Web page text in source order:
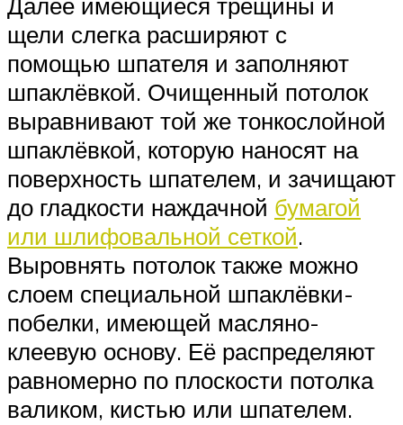
Далее имеющиеся трещины и
щели слегка расширяют с
помощью шпателя и заполняют
шпаклёвкой. Очищенный потолок
выравнивают той же тонкослойной
шпаклёвкой, которую наносят на
поверхность шпателем, и зачищают
до гладкости наждачной бумагой
или шлифовальной сеткой.
Выровнять потолок также можно
слоем специальной шпаклёвки-
побелки, имеющей масляно-
клеевую основу. Её распределяют
равномерно по плоскости потолка
валиком, кистью или шпателем.